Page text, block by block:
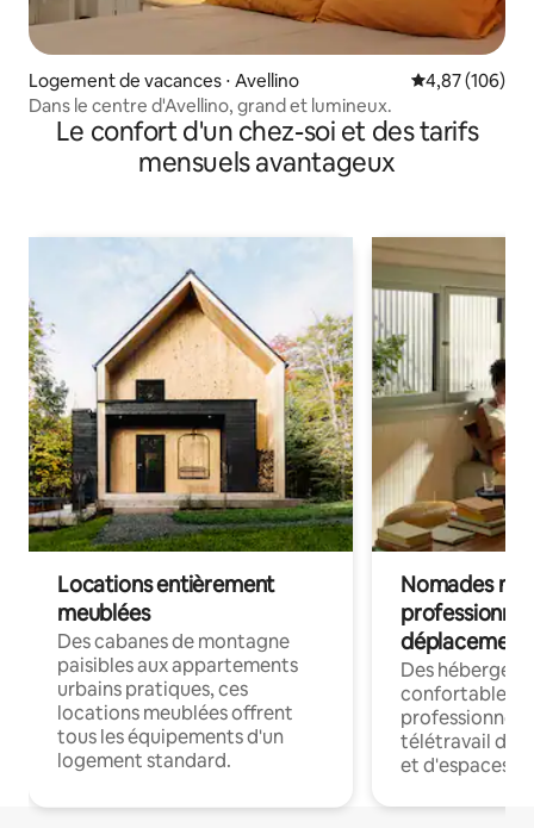
Logement de vacances ⋅ Avellino Évaluation
4,87 (106)
Dans le centre d'Avellino, grand et lumineux.
Le confort d'un chez-soi et des tarifs
mensuels avantageux
Locations entièrement
meublées
Des cabanes de montagne
paisibles aux appartements
urbains pratiques, ces
locations meublées offrent
tous les équipements d'un
logement standard.
Nomades
déplacement
Des
confortables
professionnels
télétravail
et d'espaces